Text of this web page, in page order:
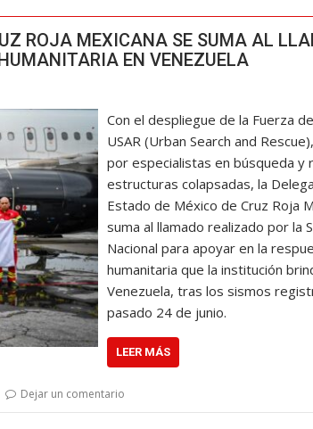
ROJA MEXICANA SE SUMA AL
EN VENEZUELA
Con el despliegue de la Fuerza
USAR (Urban Search and
por especialistas en búsqueda y
estructuras colapsadas, la
Estado de México de Cruz Roja
suma al llamado realizado por la
Nacional para apoyar en la
humanitaria que la institución
Venezuela, tras los sismos
pasado 24 de junio.
LEER MÁS
Dejar un comentario